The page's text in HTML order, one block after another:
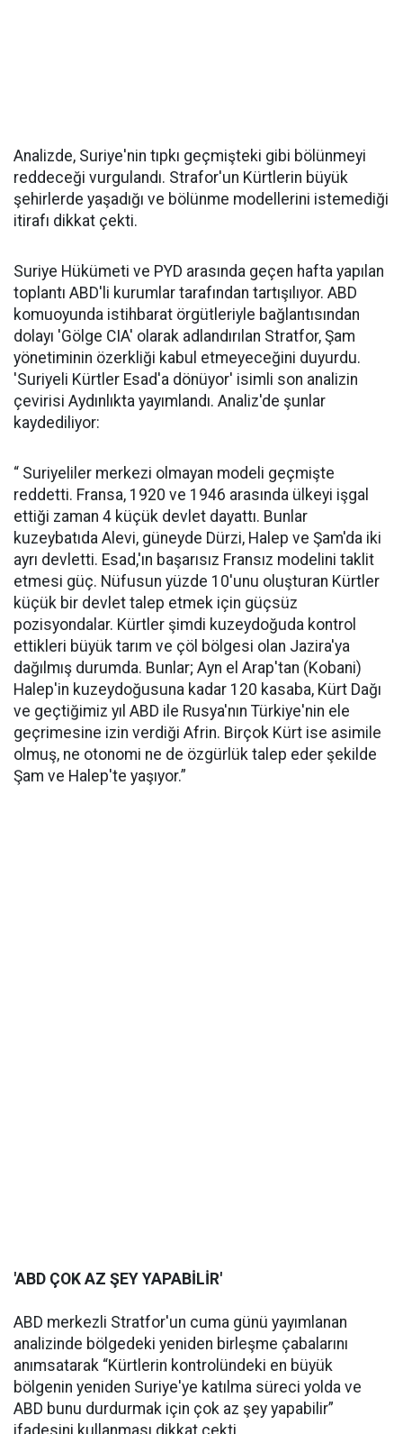
Analizde, Suriye'nin tıpkı geçmişteki gibi bölünmeyi
reddeceği vurgulandı. Strafor'un Kürtlerin büyük
şehirlerde yaşadığı ve bölünme modellerini istemediği
itirafı dikkat çekti.
Suriye Hükümeti ve PYD arasında geçen hafta yapılan
toplantı ABD'li kurumlar tarafından tartışılıyor. ABD
komuoyunda istihbarat örgütleriyle bağlantısından
dolayı 'Gölge CIA' olarak adlandırılan Stratfor, Şam
yönetiminin özerkliği kabul etmeyeceğini duyurdu.
'Suriyeli Kürtler Esad'a dönüyor' isimli son analizin
çevirisi Aydınlıkta yayımlandı. Analiz'de şunlar
kaydediliyor:
“ Suriyeliler merkezi olmayan modeli geçmişte
reddetti. Fransa, 1920 ve 1946 arasında ülkeyi işgal
ettiği zaman 4 küçük devlet dayattı. Bunlar
kuzeybatıda Alevi, güneyde Dürzi, Halep ve Şam'da iki
ayrı devletti. Esad,'ın başarısız Fransız modelini taklit
etmesi güç. Nüfusun yüzde 10'unu oluşturan Kürtler
küçük bir devlet talep etmek için güçsüz
pozisyondalar. Kürtler şimdi kuzeydoğuda kontrol
ettikleri büyük tarım ve çöl bölgesi olan Jazira'ya
dağılmış durumda. Bunlar; Ayn el Arap'tan (Kobani)
Halep'in kuzeydoğusuna kadar 120 kasaba, Kürt Dağı
ve geçtiğimiz yıl ABD ile Rusya'nın Türkiye'nin ele
geçrimesine izin verdiği Afrin. Birçok Kürt ise asimile
olmuş, ne otonomi ne de özgürlük talep eder şekilde
Şam ve Halep'te yaşıyor.”
'ABD ÇOK AZ ŞEY YAPABİLİR'
ABD merkezli Stratfor'un cuma günü yayımlanan
analizinde bölgedeki yeniden birleşme çabalarını
anımsatarak “Kürtlerin kontrolündeki en büyük
bölgenin yeniden Suriye'ye katılma süreci yolda ve
ABD bunu durdurmak için çok az şey yapabilir”
ifadesini kullanması dikkat çekti.